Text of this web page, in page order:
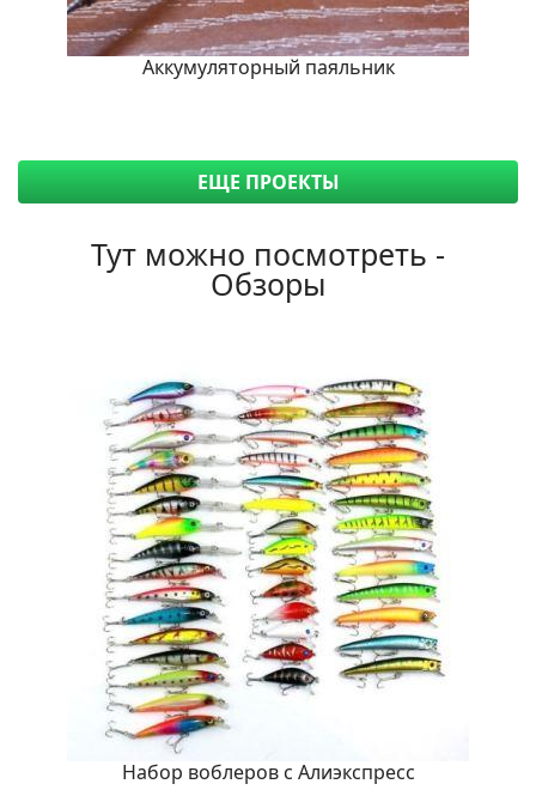
Аккумуляторный паяльник
ЕЩЕ ПРОЕКТЫ
Тут можно посмотреть -
Обзоры
Набор воблеров с Алиэкспресс